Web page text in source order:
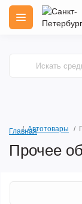
ГлавнаяАвтотовары
Прочее